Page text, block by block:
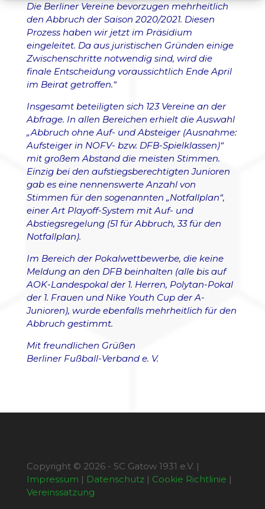
Die Berliner Vereine bevorzugen mehrheitlich
den Abbruch der Saison 2020/2021. Diesen
Prozess haben wir jetzt im Präsidium
eingeleitet. Da aus juristischen Gründen einige
Zwischenschritte notwendig sind, wird die
finale Entscheidung voraussichtlich Ende April
im Beirat getroffen.“
Insgesamt beteiligten sich 123 Vereine an der
Abfrage. In allen Bereichen erhielt die Auswahl
„Abbruch ohne Auf- und Absteiger (Ausnahme:
Aufsteiger in NOFV- bzw. DFB-Spielklassen)“
mit großem Abstand die meisten Stimmen.
Einzig bei den aufstiegsberechtigten Junioren
gab es eine nennenswerte Anzahl von
Stimmen für den sogenannten „Notfallplan“,
einer Art Playoff-System mit Auf- und
Abstiegsregelung (51 für Abbruch, 33 für den
Notfallplan).
Im Bereich der Pokalwettbewerbe, die keine
Meldung an den DFB beinhalten (alle bis auf
AOK-Landespokal der 1. Herren, Polytan-Pokal
der 1. Frauen und Nike Youth Cup der A-
Junioren), wurde ebenfalls mehrheitlich für den
Abbruch gestimmt.
Mit freundlichen Grüßen
Berliner Fußball-Verband e. V.
Copyright © 2026 - SC Gatow 1931 e.V. |
Impressum | Datenschutz| Cookie Richtlinie |
Vereinssatzung